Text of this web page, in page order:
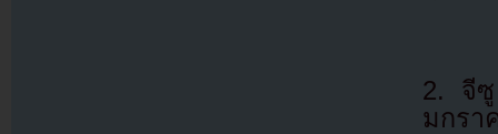
2. จีซู
มกรา